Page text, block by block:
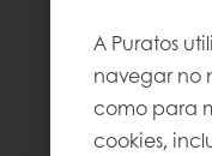
A Puratos
navegar no
como para
cookies,